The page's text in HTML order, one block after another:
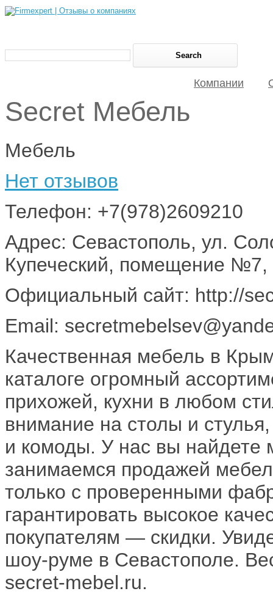
Компании
Secret Мебель
Мебель
Нет отзывов
Телефон: +7(978)2609210
Адрес: Севастополь, ул.
Купеческий, помещение №7,
Официальный сайт: http://
Email:
Качественная мебель в
каталоге огромный
прихожей, кухни в любом
внимание на столы и
и комоды. У нас вы
занимаемся продажей
только с проверенными
гарантировать высокое
покупателям — скидки.
шоу-руме в Севастополе.
secret-mebel.ru.